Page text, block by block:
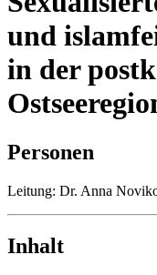
und
in der
Personen
Leitung: Dr. Anna
Inhalt